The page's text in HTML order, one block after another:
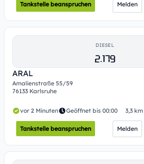
Tankstelle beanspruchen Melden
DIESEL
2.179
ARAL
Amalienstraße 55/59
76133 Karlsruhe
vor 2 Minuten Geöffnet bis 00:00 3,3 km
Tankstelle beanspruchen Melden